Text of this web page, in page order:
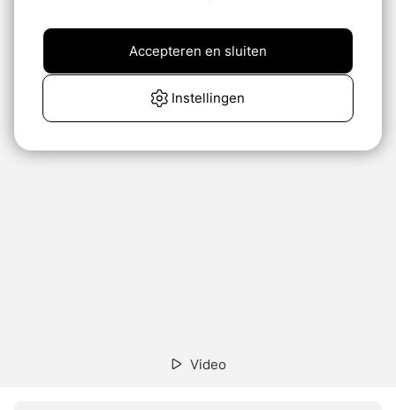
Video
Instellingen
Accepteren en sluiten